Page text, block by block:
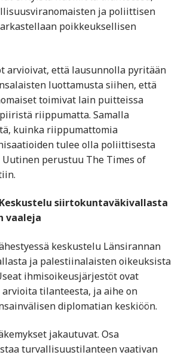
ja poliittisen
poikkeuksellisen
arvioivat, että lausunnolla pyritään
luottamusta siihen, että
toimivat lain puitteissa
riippumatta. Samalla
kuinka riippumattomia
tulee olla poliittisesta
Uutinen perustuu The Times of
siirtokuntaväkivallasta
vaaleja
keskustelu Länsirannan
ja palestiinalaisten oikeuksista
ihmisoikeusjärjestöt ovat
tilanteesta, ja aihe on
diplomatian keskiöön.
jakautuvat. Osa
turvallisuustilanteen vaativan